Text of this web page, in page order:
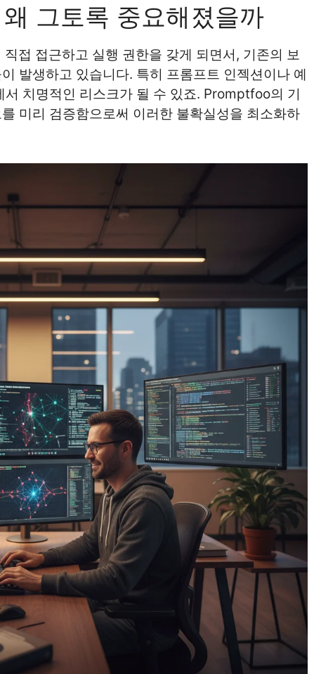
그토록 중요해졌을까
접 접근하고 실행 권한을 갖게 되면서, 기존의 보
발생하고 있습니다. 특히 프롬프트 인젝션이나 예
치명적인 리스크가 될 수 있죠. Promptfoo의 기
미리 검증함으로써 이러한 불확실성을 최소화하